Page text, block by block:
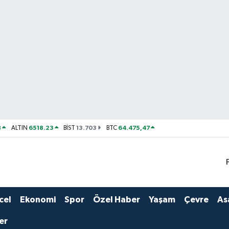
ALTIN 6518.23 BİST13.703 BTC 64.475,47
Ekonomi Spor Özel Haber Yaşam Çevre